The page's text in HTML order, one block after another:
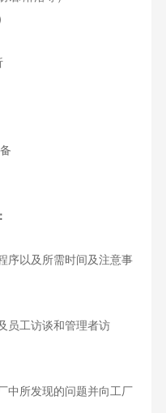
以及所需时间及注意事
工访谈和管理者访
所发现的问题并向工厂